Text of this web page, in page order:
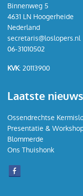
Binnenweg 5
4631 LN Hoogerheide
Nederland
secretaris@loslopers.nl
06-31010502
KVK: 20113900
Laatste nieuws
Ossendrechtse
Presentatie &
Blommerde
Ons Thuishonk